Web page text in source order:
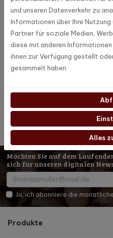
Täglich (außer Montag) ab 10
Außerdem führen wir eine große,
gebrauchten und vorführbaren
professionellen Markt.
Bei Bedarf können wir Ihre
All-Inn BonneBella-Garantie
Möchten Sie auf dem
sich für unseren digitalen
Ja, ich abonniere die
Produkte
und unseren Datenverkehr zu
Informationen über Ihre Nutzung
Partner für soziale Medien,
diese mit anderen Informationen
ihnen zur Verfügung gestellt
gesammelt haben.
Alles